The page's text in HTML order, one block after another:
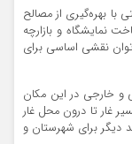
با بهره‌گیری از مصالح
نمایشگاه و بازارچه
نقشی اساسی برای
و خارجی در این مکان
غار تا درون محل غار
دیگر برای شهرستان و